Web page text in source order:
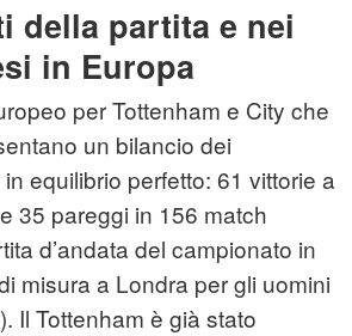
della partita e nei
in Europa
per Tottenham e City che
un bilancio dei
equilibrio perfetto: 61 vittorie a
35 pareggi in 156 match
d’andata del campionato in
misura a Londra per gli uomini
Il Tottenham è già stato